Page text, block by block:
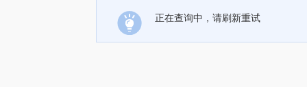
正在查询中，请刷新重试